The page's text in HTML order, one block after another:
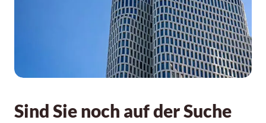
Sind Sie noch auf der Suche